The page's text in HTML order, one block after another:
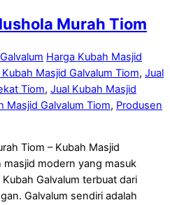
Murah Tiom
Harga Kubah Masjid
Masjid Galvalum Tiom, Jual
Tiom, Jual Kubah Masjid
Masjid Galvalum Tiom, Produsen
Tiom – Kubah Masjid
masjid modern yang masuk
Galvalum terbuat dari
Galvalum sendiri adalah